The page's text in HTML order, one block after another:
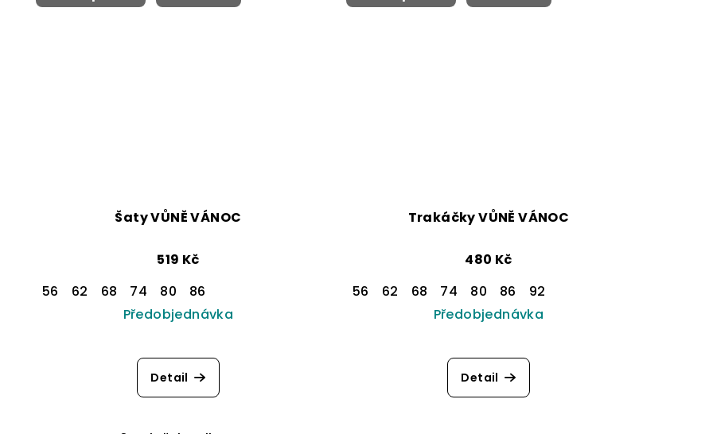
Šaty VŮNĚ VÁNOC
519 Kč
56
62 68 74 80
86
Předobjednávka
Detail
Trakáčky VŮNĚ VÁNOC
480 Kč
56
62 68 74 80 86
92
Předobjednávka
Detail